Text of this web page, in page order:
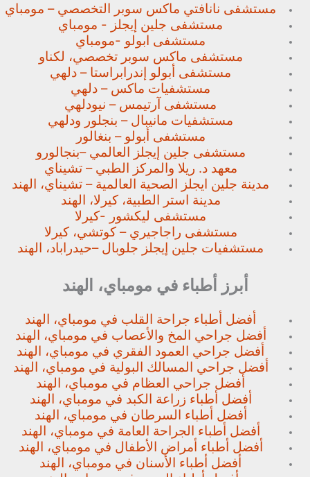
مستشفى نانافتي ماكس سوبر التخصصي – مومباي
مستشفى جلين إيجلز - مومباي
مستشفى ابولو -مومباي
مستشفى ماكس سوبر تخصصي، لكناو
مستشفى أبولو إندرابراستا – دلهي
مستشفيات ماكس – دلهي
مستشفى آرتيمس – نيودلهي
مستشفيات مانيبال – بنجلور ودلهي
مستشفى أبولو – بنغالور
مستشفى جلين إيجلز العالمي –بنجالورو
معهد د. ريلا والمركز الطبي – تشيناي
مدينة جلين ايجلز الصحية العالمية – تشيناي، الهند
مدينة استر الطبية، كيرلا، الهند
مستشفى ليكشور -كيرلا
مستشفى راجاجيري – كوتشي، كيرلا
مستشفيات جلين إيجلز جلوبال –حيدراباد، الهند
أبرز أطباء في مومباي، الهند
أفضل أطباء جراحة القلب في مومباي، الهند
أفضل جراحي المخ والأعصاب في مومباي، الهند
أفضل جراحي العمود الفقري في مومباي، الهند
أفضل جراحي المسالك البولية في مومباي، الهند
أفضل جراحي العظام في مومباي، الهند
أفضل أطباء زراعة الكبد في مومباي، الهند
أفضل أطباء السرطان في مومباي، الهند
أفضل أطباء الجراحة العامة في مومباي، الهند
أفضل أطباء أمراض الأطفال في مومباي، الهند
أفضل أطباء الأسنان في مومباي، الهند